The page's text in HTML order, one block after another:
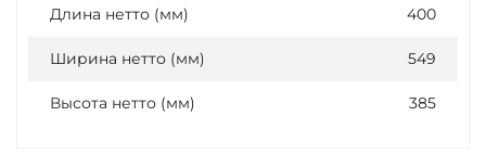
Длина нетто (мм) 400
Ширина нетто (мм) 549
Высота нетто (мм) 385